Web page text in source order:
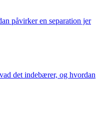
påvirker en separation jer
det indebærer, og hvordan